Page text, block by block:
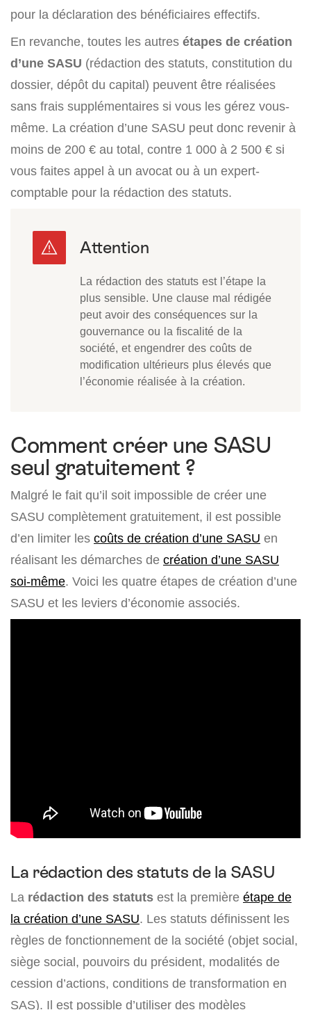
pour la déclaration des bénéficiaires effectifs.
En revanche, toutes les autres étapes de création
d’une SASU (rédaction des statuts, constitution du
dossier, dépôt du capital) peuvent être réalisées
sans frais supplémentaires si vous les gérez vous-
même. La création d’une SASU peut donc revenir à
moins de 200 € au total, contre 1 000 à 2 500 € si
vous faites appel à un avocat ou à un expert-
comptable pour la rédaction des statuts.
La rédaction des statuts est l’étape la
plus sensible. Une clause mal rédigée
peut avoir des conséquences sur la
gouvernance ou la fiscalité de la
société, et engendrer des coûts de
modification ultérieurs plus élevés que
l’économie réalisée à la création.
Comment créer une SASU
seul gratuitement ?
Malgré le fait qu’il soit impossible de créer une
SASU complètement gratuitement, il est possible
d’en limiter les coûts de création d’une SASU en
réalisant les démarches de création d’une SASU
soi-même. Voici les quatre étapes de création d’une
SASU et les leviers d’économie associés.
La rédaction des statuts de la SASU
La rédaction des statuts est la première étape de
la création d’une SASU. Les statuts définissent les
règles de fonctionnement de la société (objet social,
siège social, pouvoirs du président, modalités de
cession d’actions, conditions de transformation en
SAS). Il est possible d’utiliser des modèles